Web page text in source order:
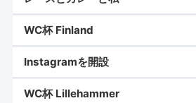
WC杯 Finland
Instagramを開設
WC杯 Lillehammer